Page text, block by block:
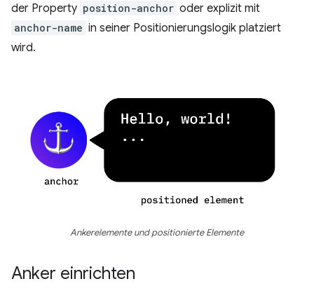
der Property position-anchor oder explizit mit
anchor-name in seiner Positionierungslogik platziert
wird.
Ankerelemente und positionierte Elemente
Anker einrichten